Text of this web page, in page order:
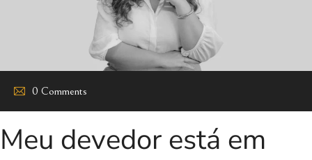
0 Comments
Meu devedor está em